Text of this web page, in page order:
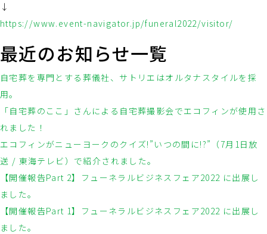
↓
https://www.event-navigator.jp/funeral2022/visitor/
最近のお知らせ一覧
自宅葬を専門とする葬儀社、サトリエはオルタナスタイルを採
用。
「自宅葬のここ」さんによる自宅葬撮影会でエコフィンが使用さ
れました！
エコフィンがニューヨークのクイズ!”いつの間に!?”（7月1日放
送 / 東海テレビ）で紹介されました。
【開催報告Part 2】フューネラルビジネスフェア2022 に出展し
ました。
【開催報告Part 1】フューネラルビジネスフェア2022 に出展し
ました。